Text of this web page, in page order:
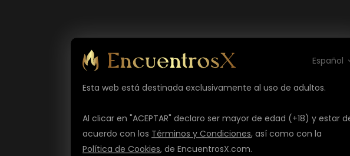
Español
Esta web está destinada exclusivamente al uso de adultos.
Al clicar en "ACEPTAR" declaro ser mayor de edad (+18) y estar
acuerdo con los Términos y Condiciones, así como con la
Política de Cookies, de EncuentrosX.com.